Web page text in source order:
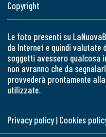
Copyright
Le foto presenti su
da Internet e quindi valutate
soggetti avessero qualcosa
non avranno che da
provvederà prontamente
utilizzate.
Privacy policy| Cookies